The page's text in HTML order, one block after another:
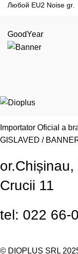
GoodYear
Importator Oficial a
GISLAVED /
Crucii 11
tel: 022 66-
© DIOPLUS SRL